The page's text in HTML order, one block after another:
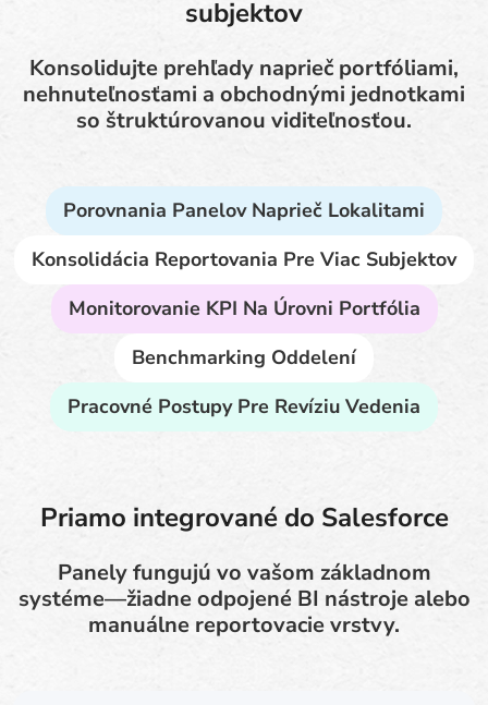
subjektov
Konsolidujte prehľady naprieč portfóliami,
nehnuteľnosťami a obchodnými jednotkami
so štruktúrovanou viditeľnosťou.
Porovnania Panelov Naprieč Lokalitami
Konsolidácia Reportovania Pre Viac Subjektov
Monitorovanie KPI Na Úrovni Portfólia
Benchmarking Oddelení
Pracovné Postupy Pre Revíziu Vedenia
Priamo integrované do Salesforce
Panely fungujú vo vašom základnom
systéme—žiadne odpojené BI nástroje alebo
manuálne reportovacie vrstvy.